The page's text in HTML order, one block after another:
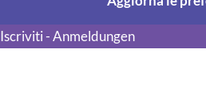
Iscriviti - Anmeldungen